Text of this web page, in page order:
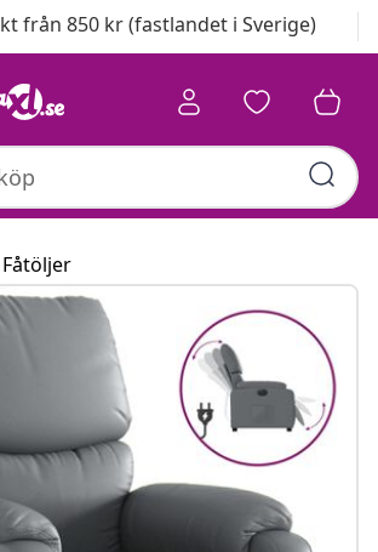
från 850 kr (fastlandet i Sverige)